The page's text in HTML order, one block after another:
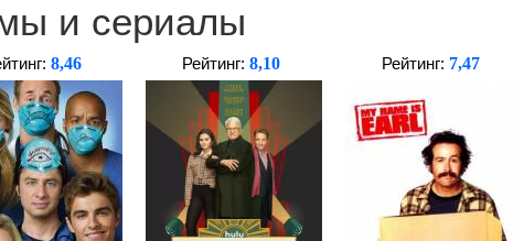
и сериалы
8,46 Рейтинг:8,10 Рейтинг: 7,47